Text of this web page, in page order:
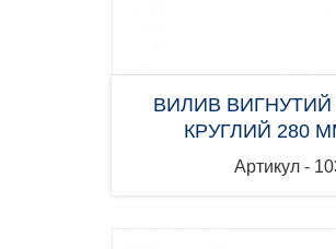
ВИЛИВ ВИГНУТИЙ
КРУГЛИЙ 280
Артикул -